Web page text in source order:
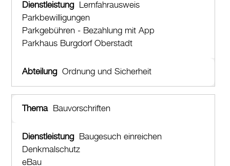
Lernfahrausweis
Parkbewilligungen
Parkgebühren - Bezahlung mit App
Parkhaus Burgdorf Oberstadt
Ordnung und Sicherheit
Bauvorschriften
Baugesuch einreichen
Denkmalschutz
eBau